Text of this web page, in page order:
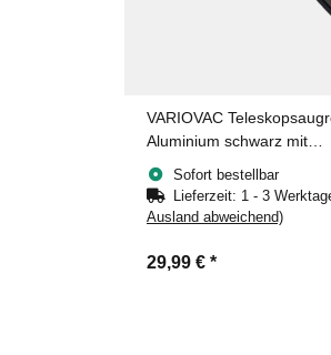
VARIOVAC
Aluminium schwarz mit
Klemmschutz, Ø 32 mm
Sofort bestellbar
Lieferzeit: 1 - 3
Ausland abweichend)
29,99 € *